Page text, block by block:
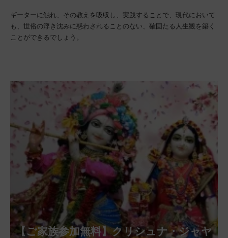
ギーターに触れ、その教えを吸収し、実践することで、現代において
も、世俗の浮き沈みに惑わされることのない、確固たる人生観を築く
ことができるでしょう。
【ご家族参加無料】ナーガ・パンチャ
【ご家族参加無料】ヴァラ・ラクシュ
【ご家族参加無料】サンカタハラ・チ
【ご家族参加無料】クリシュナ・ジャヤ
【ご家族参加無料】ガネーシャ・チャ
【ご家族参加無料】マハーラクシュミ
【ご家族参加無料】マハーラヤー・ア
第220回グループ・ホーマ（ナーガ・
第221回グループ・ホーマ（ガーヤト